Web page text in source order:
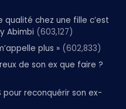
qualité chez une fille c’est
Abimbi (603,127)
plus » (602,833)
de son ex que faire ?
reconquérir son ex-